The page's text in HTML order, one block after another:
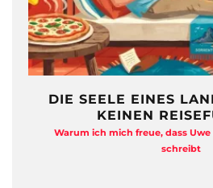
DIE SEELE EINES
KEINEN
Warum ich mich freue, dass
schreibt